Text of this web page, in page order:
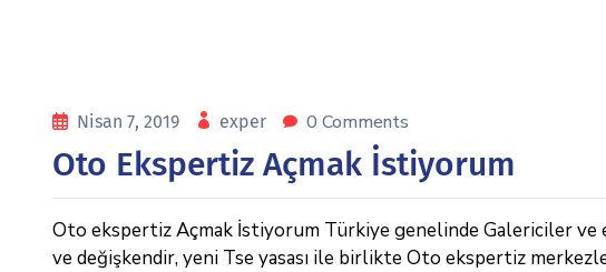
Nisan 7, 2019 exper 0 Comments
Oto Ekspertiz Açmak İstiyorum
Oto ekspertiz Açmak İstiyorum Türkiye genelinde Galericiler
ve değişkendir, yeni Tse yasası ile birlikte Oto ekspertiz